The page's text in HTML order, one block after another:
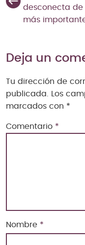
desconecta de
más
Deja un
Tu dirección de
publicada. Los
marcados con *
Comentario *
Nombre *